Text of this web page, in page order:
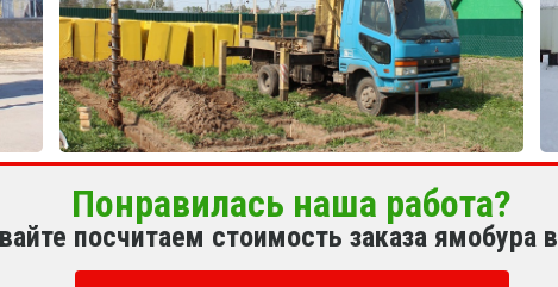
Понравилась наша работа?
посчитаем стоимость заказа ямобура